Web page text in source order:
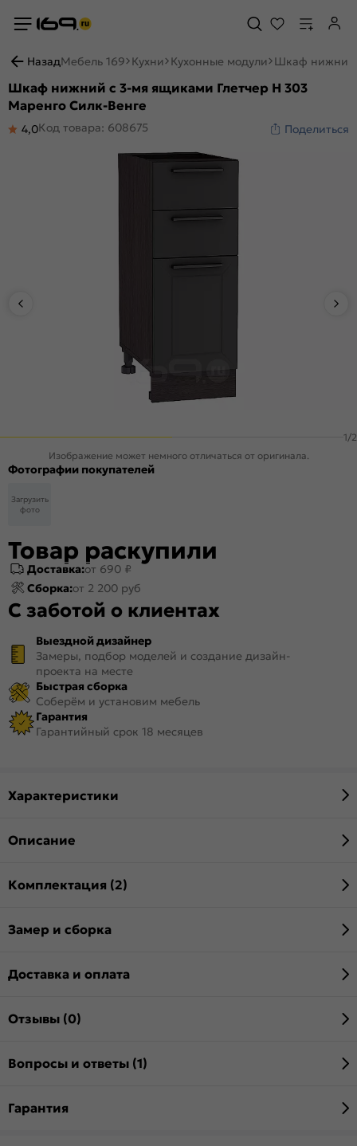
НазадМебель 169 Кухни Кухонные модули Шкаф нижний
Шкаф нижний с 3-мя ящиками Глетчер Н 303
Маренго Силк-Венге
4,0Код товара: 608675 Поделиться
1/2
Изображение может немного отличаться от оригинала.
Фотографии покупателей
Загрузить
фото
Товар раскупили
Доставка:от 690 ₽
Сборка:от 2 200 руб
С заботой о клиентах
Выездной дизайнер
Замеры, подбор моделей и создание дизайн-
проекта на месте
Быстрая сборка
Соберём и установим мебель
Гарантия
Гарантийный срок 18 месяцев
Характеристики
Описание
Комплектация (2)
Замер и сборка
Доставка и оплата
Отзывы (0)
Вопросы и ответы (1)
Гарантия